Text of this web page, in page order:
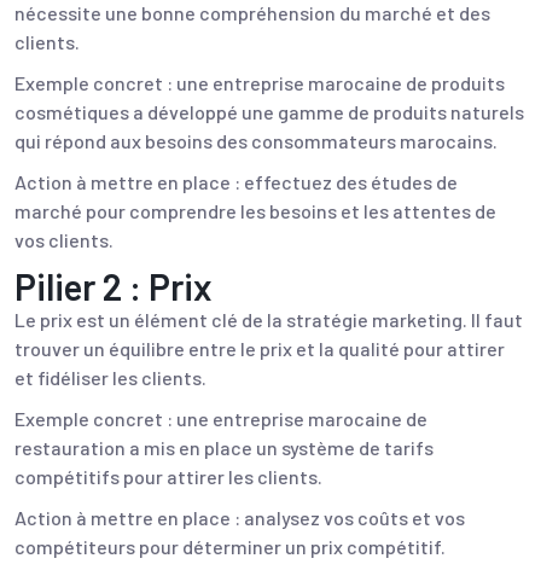
nécessite une bonne compréhension du marché et des
clients.
Exemple concret : une entreprise marocaine de produits
cosmétiques a développé une gamme de produits naturels
qui répond aux besoins des consommateurs marocains.
Action à mettre en place : effectuez des études de
marché pour comprendre les besoins et les attentes de
vos clients.
Pilier 2 : Prix
Le prix est un élément clé de la stratégie marketing. Il faut
trouver un équilibre entre le prix et la qualité pour attirer
et fidéliser les clients.
Exemple concret : une entreprise marocaine de
restauration a mis en place un système de tarifs
compétitifs pour attirer les clients.
Action à mettre en place : analysez vos coûts et vos
compétiteurs pour déterminer un prix compétitif.